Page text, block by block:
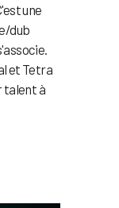
une
dub
et Tetra
talent à